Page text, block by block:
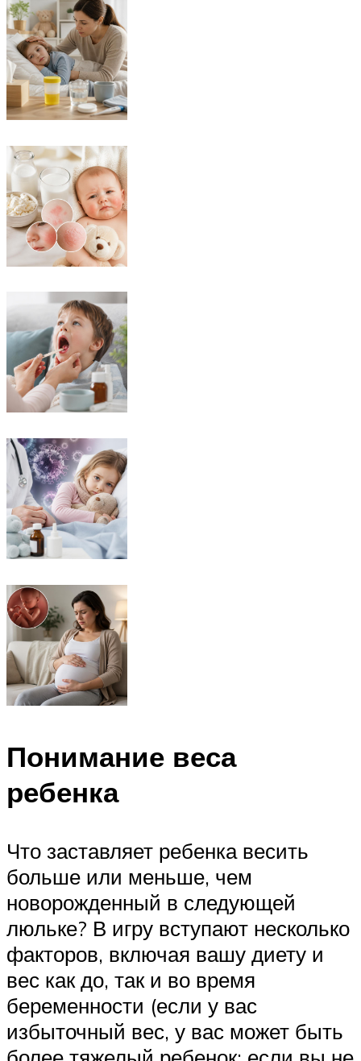
Понимание веса
ребенка
Что заставляет ребенка весить
больше или меньше, чем
новорожденный в следующей
люльке? В игру вступают несколько
факторов, включая вашу диету и
вес как до, так и во время
беременности (если у вас
избыточный вес, у вас может быть